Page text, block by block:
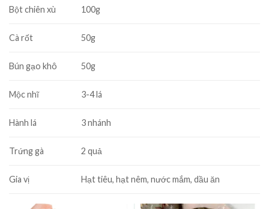
Bột chiên xù 100g
Cà rốt 50g
Bún gạo khô 50g
Mộc nhĩ 3-4 lá
Hành lá 3 nhánh
Trứng gà 2 quả
Gia vị Hạt tiêu, hạt nêm, nước mắm, dầu ăn